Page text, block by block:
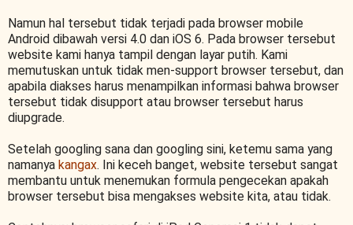
Namun hal tersebut tidak terjadi pada browser mobile
Android dibawah versi 4.0 dan iOS 6. Pada browser tersebut
website kami hanya tampil dengan layar putih. Kami
memutuskan untuk tidak men-support browser tersebut, dan
apabila diakses harus menampilkan informasi bahwa browser
tersebut tidak disupport atau browser tersebut harus
diupgrade.
Setelah googling sana dan googling sini, ketemu sama yang
namanya kangax. Ini keceh banget, website tersebut sangat
membantu untuk menemukan formula pengecekan apakah
browser tersebut bisa mengakses website kita, atau tidak.